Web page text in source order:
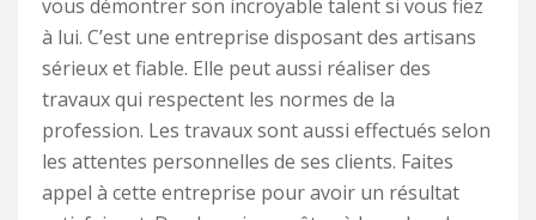
vous démontrer son incroyable talent si vous fiez
à lui. C’est une entreprise disposant des artisans
sérieux et fiable. Elle peut aussi réaliser des
travaux qui respectent les normes de la
profession. Les travaux sont aussi effectués selon
les attentes personnelles de ses clients. Faites
appel à cette entreprise pour avoir un résultat